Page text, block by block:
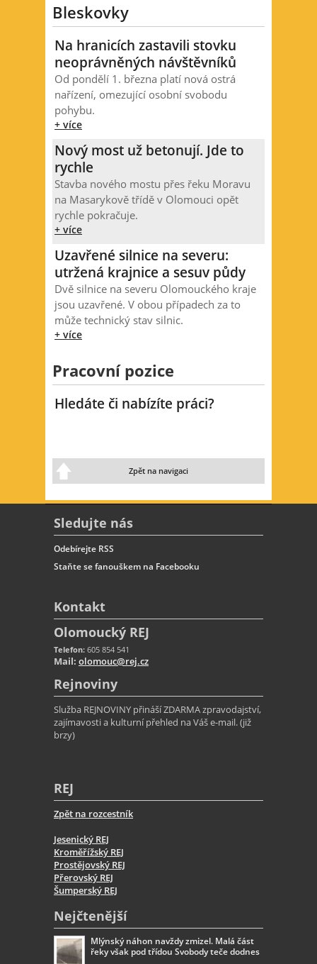
Bleskovky
Na hranicích zastavili stovku
neoprávněných návštěvníků
Od pondělí 1. března platí nová ostrá
nařízení, omezující osobní svobodu
pohybu.
+ více
Nový most už betonují. Jde to
rychle
Stavba nového mostu přes řeku Moravu
na Masarykově třídě v Olomouci opět
rychle pokračuje.
+ více
Uzavřené silnice na severu:
utržená krajnice a sesuv půdy
Dvě silnice na severu Olomouckého kraje
jsou uzavřené. V obou případech za to
může technický stav silnic.
+ více
Pracovní pozice
Hledáte či nabízíte práci?
Zpět na navigaci
Sledujte nás
Odebírejte RSS
Staňte se fanouškem na Facebooku
Kontakt
Olomoucký REJ
Telefon: 605 854 541
Mail: olomouc@rej.cz
Rejnoviny
Služba REJNOVINY přináší ZDARMA zpravodajství,
zajímavosti a kulturní přehled na Váš e-mail. (již
brzy)
REJ
Zpět na rozcestník
Jesenický REJ
Kroměřížský REJ
Prostějovský REJ
Přerovský REJ
Šumperský REJ
Nejčtenější
Mlýnský náhon navždy zmizel. Malá část
řeky však pod třídou Svobody teče dodnes